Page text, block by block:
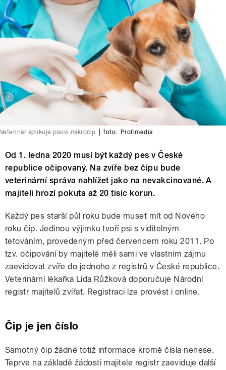
Veterinář aplikuje psovi mikročip foto: Profimedia
Od 1. ledna 2020 musí být každý pes v České
republice očipovaný. Na zvíře bez čipu bude
veterinární správa nahlížet jako na nevakcinované. A
majiteli hrozí pokuta až 20 tisíc korun.
Každý pes starší půl roku bude muset mít od Nového
roku čip. Jedinou výjimku tvoří psi s viditelným
tetováním, provedeným před červencem roku 2011. Po
tzv. očipování by majitelé měli sami ve vlastním zájmu
zaevidovat zvíře do jednoho z registrů v České republice.
Veterinární lékařka Lída Růžková doporučuje Národní
registr majitelů zvířat. Registraci lze provést i online.
Čip je jen číslo
Samotný čip žádné totiž informace kromě čísla nenese.
Teprve na základě žádosti majitele registr zaeviduje další